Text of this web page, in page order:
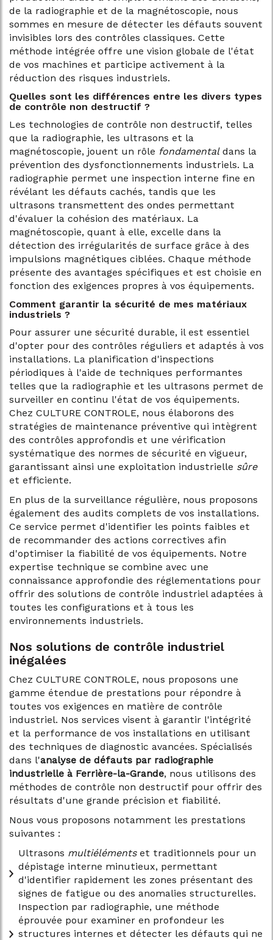
de la radiographie et de la magnétoscopie, nous
sommes en mesure de détecter les défauts souvent
invisibles lors des contrôles classiques. Cette
méthode intégrée offre une vision globale de l'état
de vos machines et participe activement à la
réduction des risques industriels.
Quelles sont les différences entre les divers types
de contrôle non destructif ?
Les technologies de contrôle non destructif, telles
que la radiographie, les ultrasons et la
magnétoscopie, jouent un rôle fondamentaldans la
prévention des dysfonctionnements industriels. La
radiographie permet une inspection interne fine en
révélant les défauts cachés, tandis que les
ultrasons transmettent des ondes permettant
d'évaluer la cohésion des matériaux. La
magnétoscopie, quant à elle, excelle dans la
détection des irrégularités de surface grâce à des
impulsions magnétiques ciblées. Chaque méthode
présente des avantages spécifiques et est choisie en
fonction des exigences propres à vos équipements.
Comment garantir la sécurité de mes matériaux
industriels ?
Pour assurer une sécurité durable, il est essentiel
d'opter pour des contrôles réguliers et adaptés à vos
installations. La planification d'inspections
périodiques à l'aide de techniques performantes
telles que la radiographie et les ultrasons permet de
surveiller en continu l'état de vos équipements.
Chez CULTURE CONTROLE, nous élaborons des
stratégies de maintenance préventive qui intègrent
des contrôles approfondis et une vérification
systématique des normes de sécurité en vigueur,
garantissant ainsi une exploitation industrielle sûre
et efficiente.
En plus de la surveillance régulière, nous proposons
également des audits complets de vos installations.
Ce service permet d'identifier les points faibles et
de recommander des actions correctives afin
d'optimiser la fiabilité de vos équipements. Notre
expertise technique se combine avec une
connaissance approfondie des réglementations pour
offrir des solutions de contrôle industriel adaptées à
toutes les configurations et à tous les
environnements industriels.
Nos solutions de contrôle industriel
inégalées
Chez CULTURE CONTROLE, nous proposons une
gamme étendue de prestations pour répondre à
toutes vos exigences en matière de contrôle
industriel. Nos services visent à garantir l'intégrité
et la performance de vos installations en utilisant
des techniques de diagnostic avancées. Spécialisés
dans l'analyse de défauts par radiographie
industrielle à Ferrière-la-Grande, nous utilisons des
méthodes de contrôle non destructif pour offrir des
résultats d'une grande précision et fiabilité.
Nous vous proposons notamment les prestations
suivantes :
Ultrasons multiélémentset traditionnels pour un
dépistage interne minutieux, permettant
d'identifier rapidement les zones présentant des
signes de fatigue ou des anomalies structurelles.
Inspection par radiographie, une méthode
éprouvée pour examiner en profondeur les
structures internes et détecter les défauts qui ne